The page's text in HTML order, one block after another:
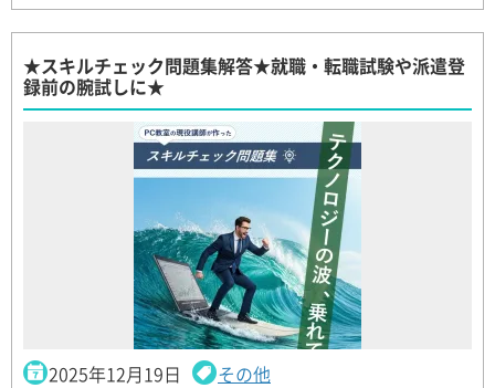
★スキルチェック問題集解答★就職・転職試験や派遣登
録前の腕試しに★
2025年12月19日 その他